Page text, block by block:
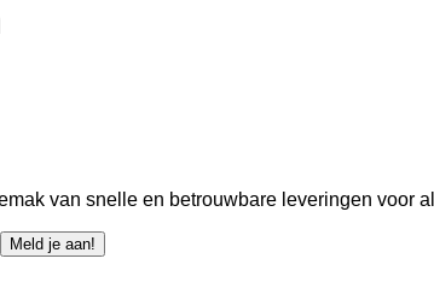
van snelle en betrouwbare leveringen voor
Meld je aan!